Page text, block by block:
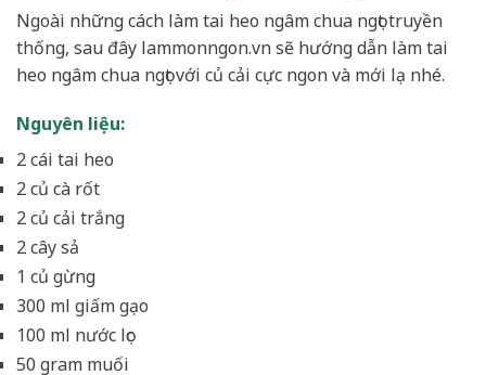
Ngoài những cách làm tai heo ngâm chua ngọt truyền
thống, sau đây lammonngon.vn sẽ hướng dẫn làm tai
heo ngâm chua ngọt với củ cải cực ngon và mới lạ nhé.
Nguyên liệu:
2 cái tai heo
2 củ cà rốt
2 củ cải trắng
2 cây sả
1 củ gừng
300 ml giấm gạo
100 ml nước lọc
50 gram muối